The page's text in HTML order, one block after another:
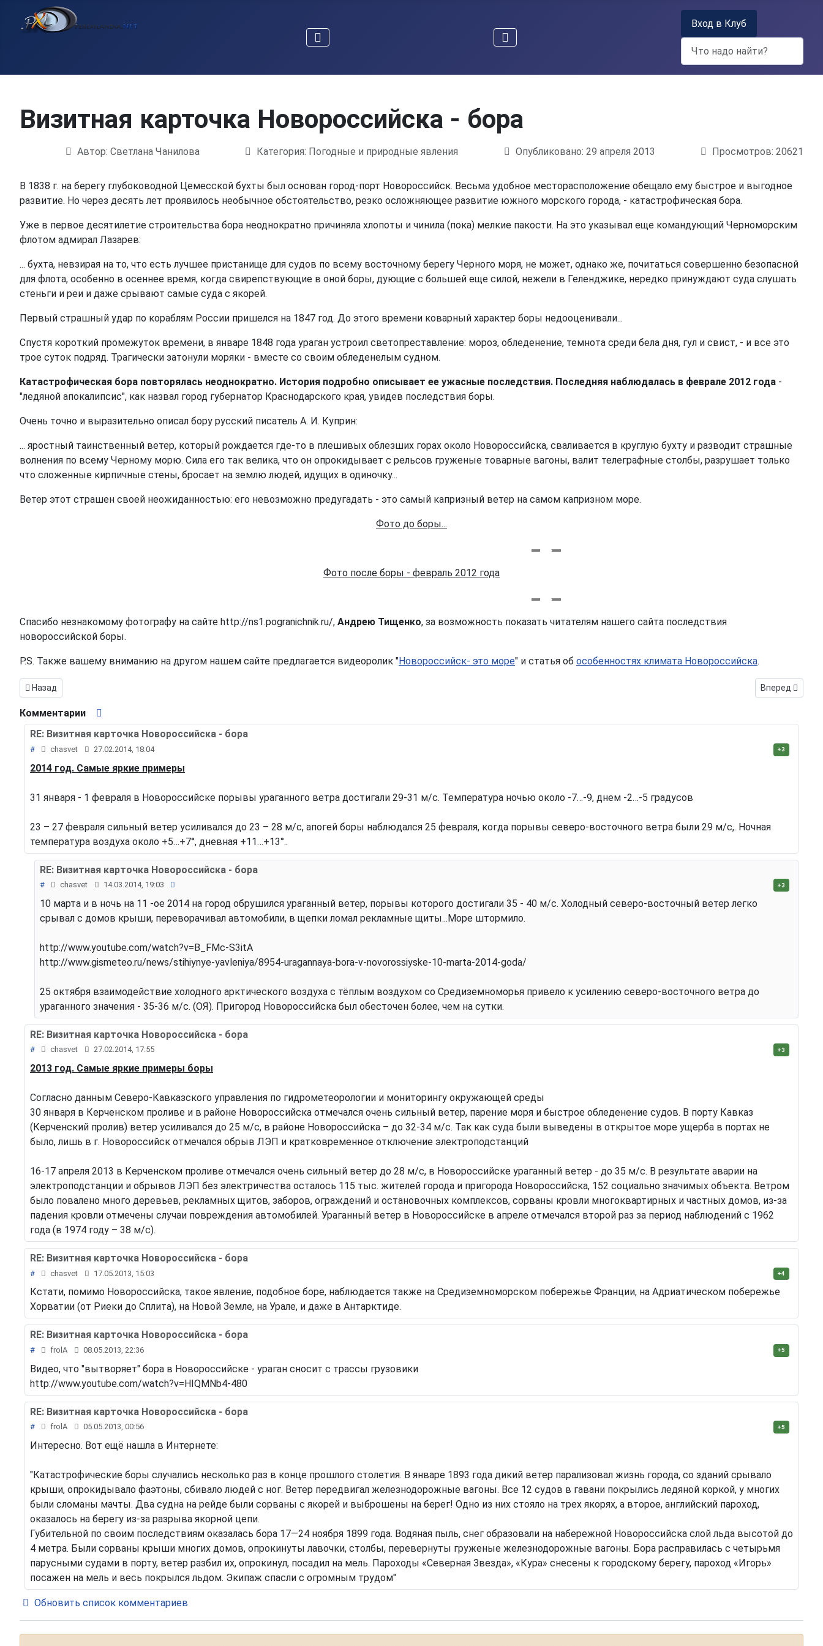
Вход в Клуб
Визитная карточка Новороссийска - бора
Автор: Светлана Чанилова Категория: Погодные и природные явления Опубликовано: 29 апреля 2013 Просмотров: 20621
В 1838 г. на берегу глубоководной Цемесской бухты был основан город-порт Новороссийск. Весьма удобное месторасположение обещало ему быстрое и выгодное
развитие. Но через десять лет проявилось необычное обстоятельство, резко осложняющее развитие южного морского города, - катастрофическая бора.
Уже в первое десятилетие строительства бора неоднократно причиняла хлопоты и чинила (пока) мелкие пакости. На это указывал еще командующий Черноморским
флотом адмирал Лазарев:
... бухта, невзирая на то, что есть лучшее пристанище для судов по всему восточному берегу Черного моря, не может, однако же, почитаться совершенно безопасной
для флота, особенно в осеннее время, когда свирепствующие в оной боры, дующие с большей еще силой, нежели в Геленджике, нередко принуждают суда слушать
стеньги и реи и даже срывают самые суда с якорей.
Первый страшный удар по кораблям России пришелся на 1847 год. До этого времени коварный характер боры недооценивали...
Спустя короткий промежуток времени, в январе 1848 года ураган устроил светопреставление: мороз, обледенение, темнота среди бела дня, гул и свист, - и все это
трое суток подряд. Трагически затонули моряки - вместе со своим обледенелым судном.
Катастрофическая бора повторялась неоднократно. История подробно описывает ее ужасные последствия. Последняя наблюдалась в феврале 2012 года -
"ледяной апокалипсис", как назвал город губернатор Краснодарского края, увидев последствия боры.
Очень точно и выразительно описал бору русский писатель А. И. Куприн:
... яростный таинственный ветер, который рождается где-то в плешивых облезших горах около Новороссийска, сваливается в круглую бухту и разводит страшные
волнения по всему Черному морю. Сила его так велика, что он опрокидывает с рельсов груженые товарные вагоны, валит телеграфные столбы, разрушает только
что сложенные кирпичные стены, бросает на землю людей, идущих в одиночку...
Ветер этот страшен своей неожиданностью: его невозможно предугадать - это самый капризный ветер на самом капризном море.
Фото до боры...
Фото после боры - февраль 2012 года
Спасибо незнакомому фотографу на сайте http://ns1.pogranichnik.ru/, Андрею Тищенко, за возможность показать читателям нашего сайта последствия
новороссийской боры.
P.S. Также вашему вниманию на другом нашем сайте предлагается видеоролик "Новороссийск- это море" и статья об особенностях климата Новороссийска.
Предыдущий: Град: фотографии и видео
Назад Следующий:
Вперед
Комментарии
RE: Визитная карточка Новороссийска - бора
# chasvet 27.02.2014, 18:04 +3
2014 год. Самые яркие примеры
31 января - 1 февраля в Новороссийске порывы ураганного ветра достигали 29-31 м/с. Температура ночью около -7…-9, днем -2…-5 градусов
23 – 27 февраля сильный ветер усиливался до 23 – 28 м/с, апогей боры наблюдался 25 февраля, когда порывы северо-восточного ветра были 29 м/с,. Ночная
температура воздуха около +5…+7°, дневная +11…+13°..
RE: Визитная карточка Новороссийска - бора
# chasvet 14.03.2014, 19:03 +3
10 марта и в ночь на 11 -ое 2014 на город обрушился ураганный ветер, порывы которого достигали 35 - 40 м/с. Холодный северо-восточный ветер легко
срывал с домов крыши, переворачивал автомобили, в щепки ломал рекламные щиты...Море штормило.
http://www.youtube.com/watch?v=B_FMc-S3itA
http://www.gismeteo.ru/news/stihiynye-yavleniya/8954-uragannaya-bora-v-novorossiyske-10-marta-2014-goda/
25 октября взаимодействие холодного арктического воздуха с тёплым воздухом со Средиземноморья привело к усилению северо-восточного ветра до
ураганного значения - 35-36 м/с. (ОЯ). Пригород Новороссийска был обесточен более, чем на сутки.
RE: Визитная карточка Новороссийска - бора
# chasvet 27.02.2014, 17:55 +3
2013 год. Самые яркие примеры боры
Согласно данным Северо-Кавказского управления по гидрометеорологии и мониторингу окружающей среды
30 января в Керченском проливе и в районе Новороссийска отмечался очень сильный ветер, парение моря и быстрое обледенение судов. В порту Кавказ
(Керченский пролив) ветер усиливался до 25 м/с, в районе Новороссийска – до 32-34 м/с. Так как суда были выведены в открытое море ущерба в портах не
было, лишь в г. Новороссийск отмечался обрыв ЛЭП и кратковременное отключение электроподстанций
16-17 апреля 2013 в Керченском проливе отмечался очень сильный ветер до 28 м/с, в Новороссийске ураганный ветер - до 35 м/с. В результате аварии на
электроподстанции и обрывов ЛЭП без электричества осталось 115 тыс. жителей города и пригорода Новороссийска, 152 социально значимых объекта. Ветром
было повалено много деревьев, рекламных щитов, заборов, ограждений и остановочных комплексов, сорваны кровли многоквартирных и частных домов, из-за
падения кровли отмечены случаи повреждения автомобилей. Ураганный ветер в Новороссийске в апреле отмечался второй раз за период наблюдений с 1962
года (в 1974 году – 38 м/с).
RE: Визитная карточка Новороссийска - бора
# chasvet 17.05.2013, 15:03 +4
Кстати, помимо Новороссийска, такое явление, подобное боре, наблюдается также на Средиземноморском побережье Франции, на Адриатическом побережье
Хорватии (от Риеки до Сплита), на Новой Земле, на Урале, и даже в Антарктиде.
RE: Визитная карточка Новороссийска - бора
# frolA 08.05.2013, 22:36 +5
Видео, что "вытворяет" бора в Новороссийске - ураган сносит с трассы грузовики
http://www.youtube.com/watch?v=HIQMNb4-480
RE: Визитная карточка Новороссийска - бора
# frolA 05.05.2013, 00:56 +5
Интересно. Вот ещё нашла в Интернете:
"Катастрофические боры случались несколько раз в конце прошлого столетия. В январе 1893 года дикий ветер парализовал жизнь города, со зданий срывало
крыши, опрокидывало фаэтоны, сбивало людей с ног. Ветер передвигал железнодорожные вагоны. Все 12 судов в гавани покрылись ледяной коркой, у многих
были сломаны мачты. Два судна на рейде были сорваны с якорей и выброшены на берег! Одно из них стояло на трех якорях, а второе, английский пароход,
оказалось на берегу из-за разрыва якорной цепи.
Губительной по своим последствиям оказалась бора 17—24 ноября 1899 года. Водяная пыль, снег образовали на набережной Новороссийска слой льда высотой до
4 метра. Были сорваны крыши многих домов, опрокинуты лавочки, столбы, перевернуты груженые железнодорожные вагоны. Бора расправилась с четырьмя
парусными судами в порту, ветер разбил их, опрокинул, посадил на мель. Пароходы «Северная Звезда», «Кура» снесены к городскому берегу, пароход «Игорь»
посажен на мель и весь покрылся льдом. Экипаж спасли с огромным трудом"
Обновить список комментариев